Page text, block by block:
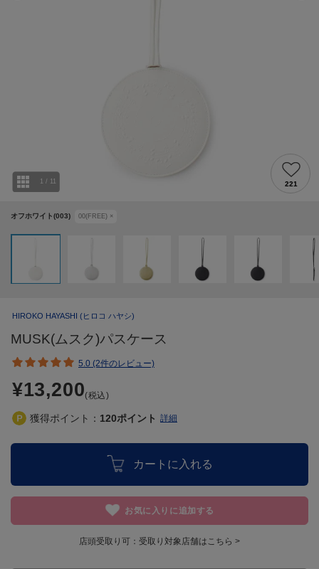
オフホワイト(003) 00(FREE) ×
1 / 11 221
HIROKO HAYASHI (ヒロコ ハヤシ)
MUSK(ムスク)パスケース
5.0 (2件のレビュー)
¥13,200(税込)
獲得ポイント： 120ポイント 詳細
カートに入れる
お気に入りに追加する
店頭受取り可： 受取り対象店舗はこちら >